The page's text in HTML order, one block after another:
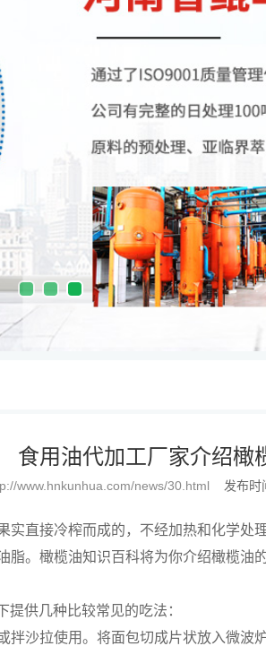
食用油代加工厂家介绍橄
www.hnkunhua.com/news/30.html 发布时
直接冷榨而成的，不经加热和化学处
脂。橄榄油知识百科将为你介绍橄榄油
供几种比较常见的吃法：
沙拉使用。将面包切成片状放入微波炉